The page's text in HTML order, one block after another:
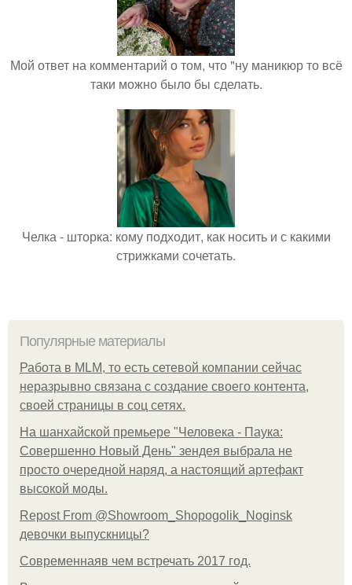
Мой ответ на комментарий о том, что "ну маникюр то всё
таки можно было бы сделать.
Челка - шторка: кому подходит, как носить и с какими
стрижками сочетать.
Популярные материалы
Работа в MLM, то есть сетевой компании сейчас
неразрывно связана с создание своего контента,
своей страницы в соц сетях.
На шанхайской премьере "Человека - Паука:
Совершенно Новый День" зендея выбрала не
просто очередной наряд, а настоящий артефакт
высокой моды.
Repost From @Showroom_Shopogolik_Noginsk
девочки выпускницы?
Современнаяв чем встречать 2017 год.